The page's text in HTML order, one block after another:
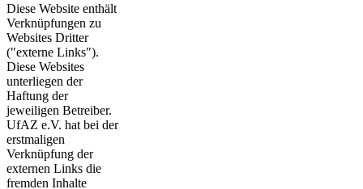
Diese Website enthält
Verknüpfungen zu
Websites Dritter
("externe Links").
Diese Websites
unterliegen der
Haftung der
jeweiligen Betreiber.
UfAZ e.V. hat bei der
erstmaligen
Verknüpfung der
externen Links die
fremden Inhalte